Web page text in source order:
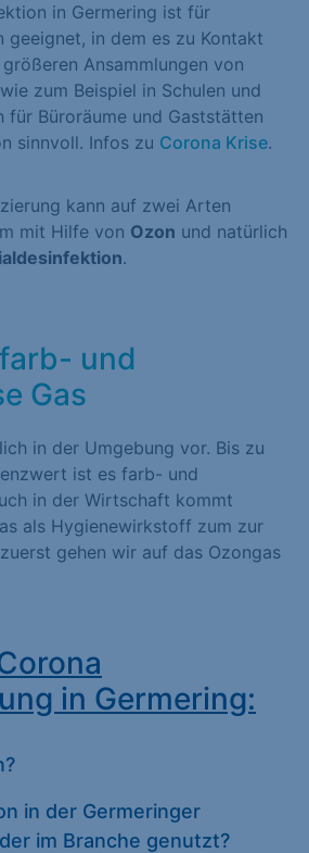
in Germering ist für
geeignet, in dem es zu Kontakt
Ansammlungen von
zum Beispiel in Schulen und
für Büroräume und Gaststätten
sinnvoll. Infos zu Corona Krise.
kann auf zwei Arten
mit Hilfe von Ozon und natürlich
.
und
Gas
in der Umgebung vor. Bis zu
ist es farb- und
in der Wirtschaft kommt
als Hygienewirkstoff zum zur
gehen wir auf das Ozongas
in Germering:
in der Germeringer
im Branche genutzt?